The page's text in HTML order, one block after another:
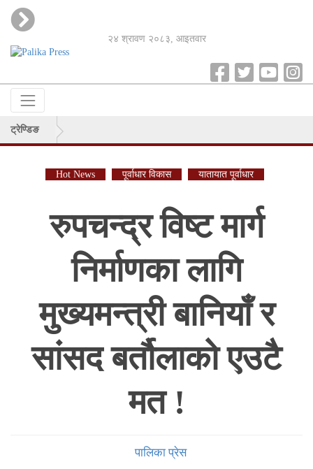
२४ श्रावण २०८३, आइतवार
ट्रेण्डिङ
Hot News पूर्वाधार विकास यातायात पूर्वाधार
रुपचन्द्र विष्ट मार्ग
निर्माणका लागि
मुख्यमन्त्री बानियाँ र
सांसद बर्तौलाको एउटै
मत !
पालिका प्रेस